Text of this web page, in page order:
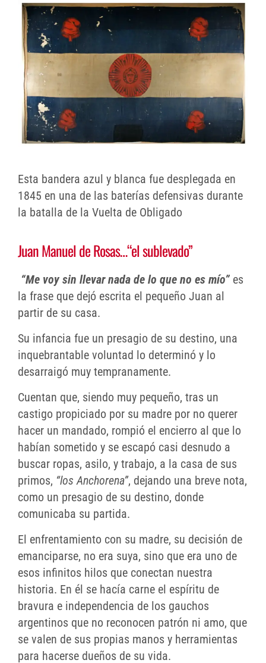
Esta bandera azul y blanca fue desplegada en
1845 en una de las baterías defensivas durante
la batalla de la Vuelta de Obligado
Juan Manuel de Rosas…“el sublevado”
“Me voy sin llevar nada de lo que no es mío” es
la frase que dejó escrita el pequeño Juan al
partir de su casa.
Su infancia fue un presagio de su destino, una
inquebrantable voluntad lo determinó y lo
desarraigó muy tempranamente.
Cuentan que, siendo muy pequeño, tras un
castigo propiciado por su madre por no querer
hacer un mandado, rompió el encierro al que lo
habían sometido y se escapó casi desnudo a
buscar ropas, asilo, y trabajo, a la casa de sus
primos, “los Anchorena”, dejando una breve nota,
como un presagio de su destino, donde
comunicaba su partida.
El enfrentamiento con su madre, su decisión de
emanciparse, no era suya, sino que era uno de
esos infinitos hilos que conectan nuestra
historia. En él se hacía carne el espíritu de
bravura e independencia de los gauchos
argentinos que no reconocen patrón ni amo, que
se valen de sus propias manos y herramientas
para hacerse dueños de su vida.